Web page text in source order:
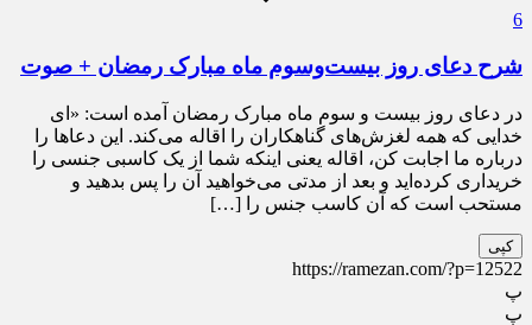
6
شرح دعای روز بیست‌وسوم ماه مبارک رمضان + صوت
در دعای روز بیست و سوم ماه مبارک رمضان آمده است: «ای
خدایی که همه لغزش‌های گناهکاران را اقاله می‌کند. این دعاها را
درباره ما اجابت کن، اقاله یعنی اینکه شما از یک کاسبی جنسی را
خریداری کرده‌اید و بعد از مدتی می‌خواهید آن را پس بدهید و
مستحب است که آن کاسب جنس را […]
کپی
https://ramezan.com/?p=12522
پ
پ